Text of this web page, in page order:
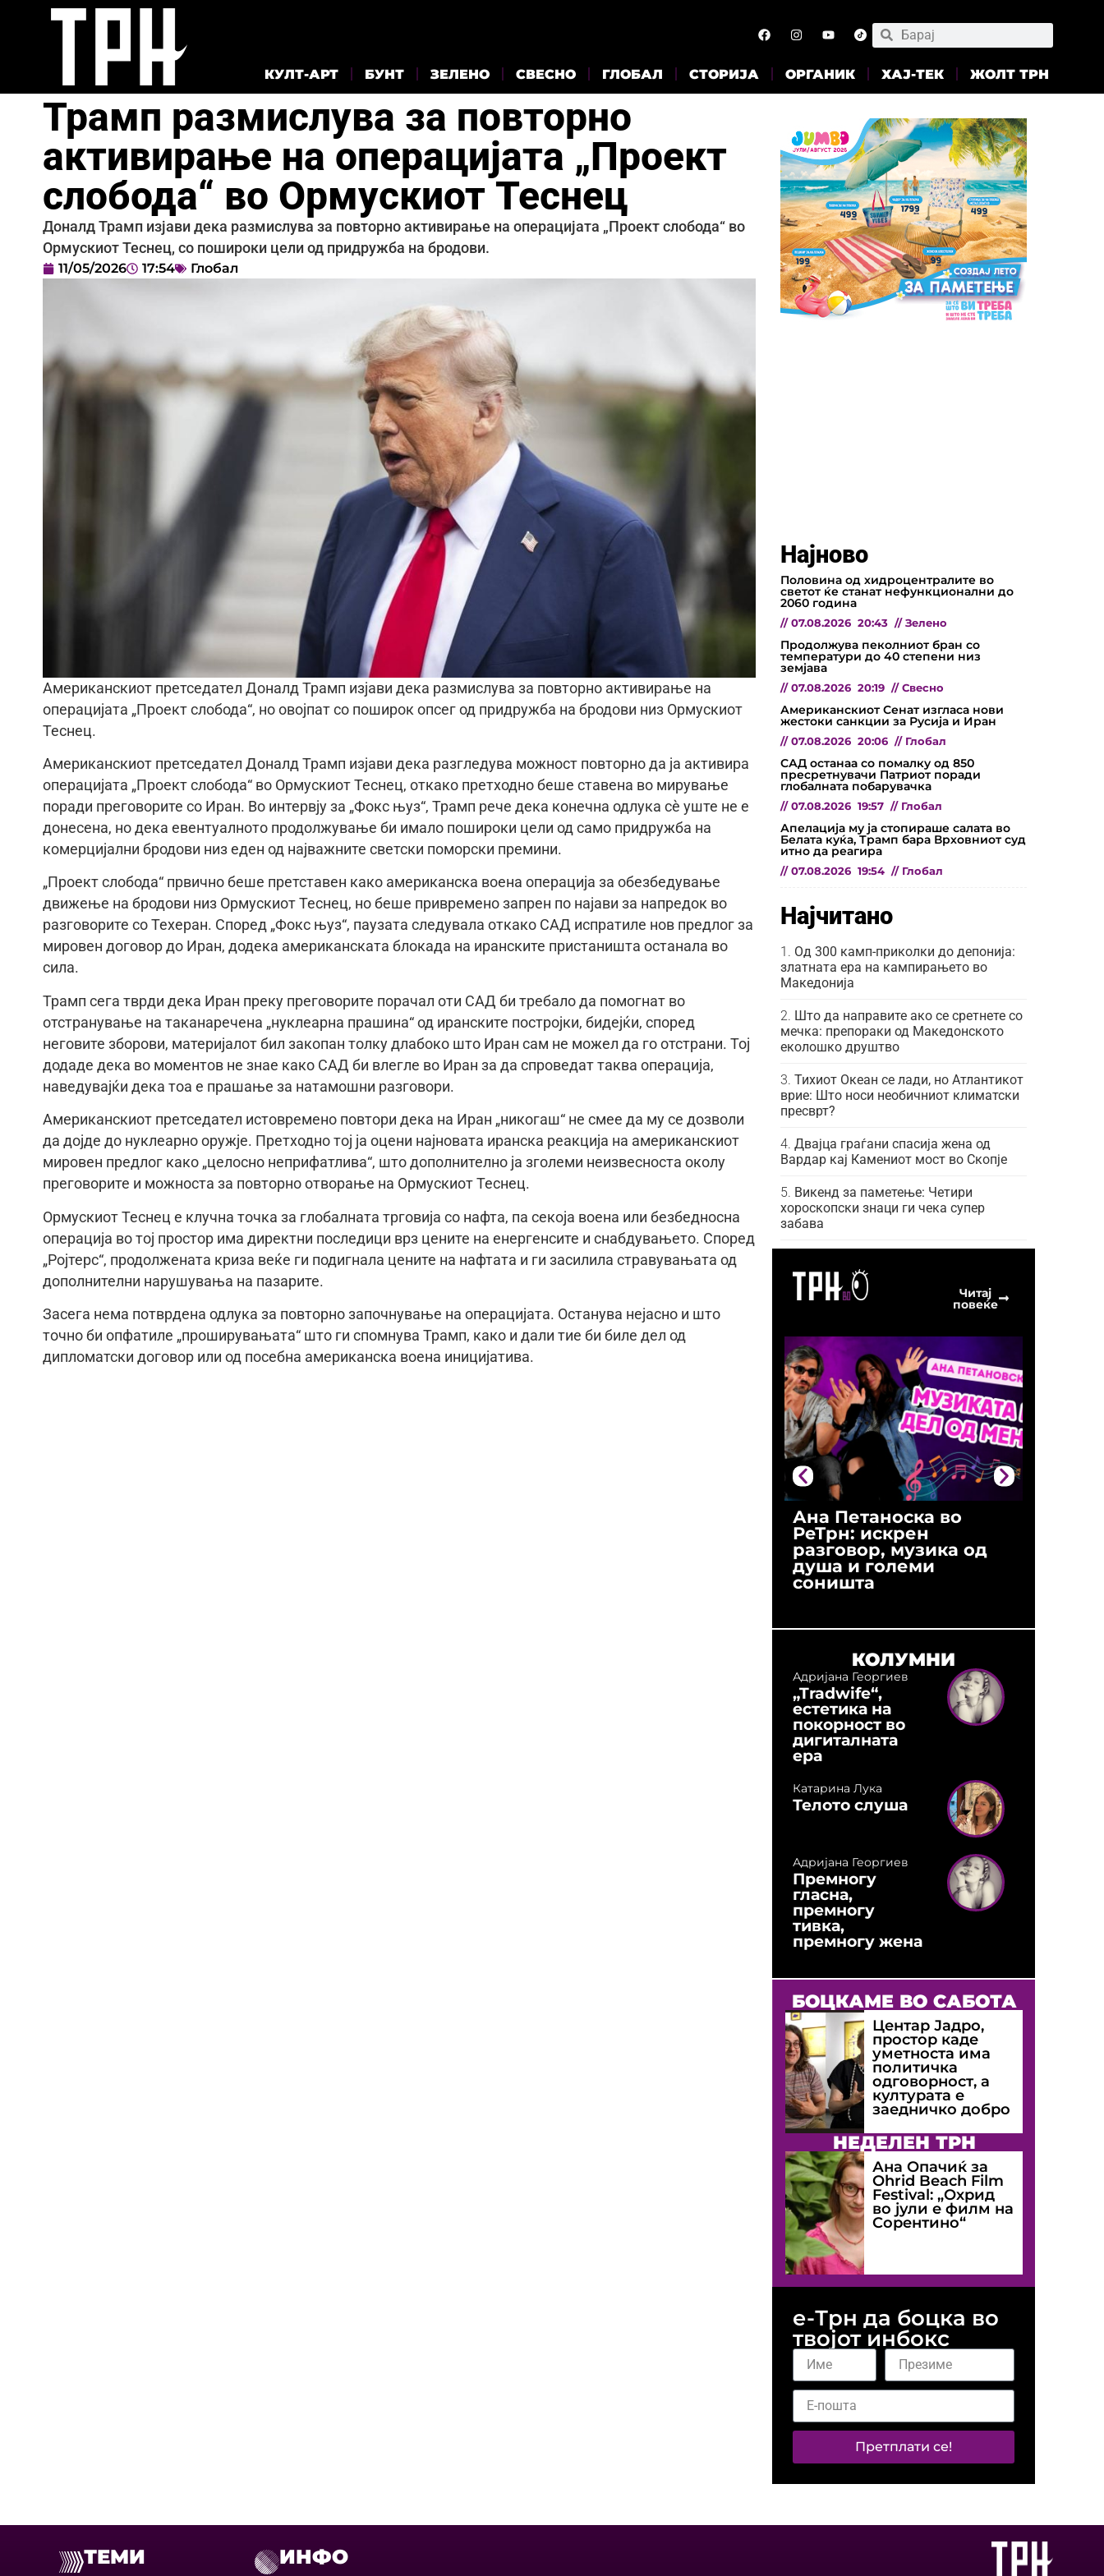
КУЛТ-АРТ БУНТ ЗЕЛЕНО СВЕСНО ГЛОБАЛ СТОРИЈА ОРГАНИК ХАЈ-ТЕК ЖОЛТ ТРН
Трамп размислува за повторно
активирање на операцијата „Проект
слобода“ во Ормускиот Теснец
Доналд Трамп изјави дека размислува за повторно активирање на операцијата „Проект слобода“ во
Ормускиот Теснец, со пошироки цели од придружба на бродови.
11/05/2026 17:54 Глобал
Американскиот претседател Доналд Трамп изјави дека размислува за повторно активирање на
операцијата „Проект слобода“, но овојпат со поширок опсег од придружба на бродови низ Ормускиот
Теснец.
Американскиот претседател Доналд Трамп изјави дека разгледува можност повторно да ја активира
операцијата „Проект слобода“ во Ормускиот Теснец, откако претходно беше ставена во мирување
поради преговорите со Иран. Во интервју за „Фокс њуз“, Трамп рече дека конечна одлука сè уште не е
донесена, но дека евентуалното продолжување би имало пошироки цели од само придружба на
комерцијални бродови низ еден од најважните светски поморски премини.
„Проект слобода“ првично беше претставен како американска воена операција за обезбедување
движење на бродови низ Ормускиот Теснец, но беше привремено запрен по најави за напредок во
разговорите со Техеран. Според „Фокс њуз“, паузата следувала откако САД испратиле нов предлог за
мировен договор до Иран, додека американската блокада на иранските пристаништа останала во
сила.
Трамп сега тврди дека Иран преку преговорите порачал оти САД би требало да помогнат во
отстранување на таканаречена „нуклеарна прашина“ од иранските постројки, бидејќи, според
неговите зборови, материјалот бил закопан толку длабоко што Иран сам не можел да го отстрани. Тој
додаде дека во моментов не знае како САД би влегле во Иран за да спроведат таква операција,
наведувајќи дека тоа е прашање за натамошни разговори.
Американскиот претседател истовремено повтори дека на Иран „никогаш“ не смее да му се дозволи
да дојде до нуклеарно оружје. Претходно тој ја оцени најновата иранска реакција на американскиот
мировен предлог како „целосно неприфатлива“, што дополнително ја зголеми неизвесноста околу
преговорите и можноста за повторно отворање на Ормускиот Теснец.
Ормускиот Теснец е клучна точка за глобалната трговија со нафта, па секоја воена или безбедносна
операција во тој простор има директни последици врз цените на енергенсите и снабдувањето. Според
„Ројтерс“, продолжената криза веќе ги подигнала цените на нафтата и ги засилила стравувањата од
дополнителни нарушувања на пазарите.
Засега нема потврдена одлука за повторно започнување на операцијата. Останува нејасно и што
точно би опфатиле „проширувањата“ што ги спомнува Трамп, како и дали тие би биле дел од
дипломатски договор или од посебна американска воена иницијатива.
Најново
Половина од хидроцентралите во
светот ќе станат нефункционални до
2060 година
// 07.08.2026 20:43 // Зелено
Продолжува пеколниот бран со
температури до 40 степени низ
земјава
// 07.08.2026 20:19 // Свесно
Американскиот Сенат изгласа нови
жестоки санкции за Русија и Иран
// 07.08.2026 20:06 // Глобал
САД останаа со помалку од 850
пресретнувачи Патриот поради
глобалната побарувачка
// 07.08.2026 19:57 // Глобал
Апелација му ја стопираше салата во
Белата куќа, Трамп бара Врховниот суд
итно да реагира
// 07.08.2026 19:54 // Глобал
Најчитано
Од 300 камп-приколки до депонија:
златната ера на кампирањето во
Македонија
Што да направите ако се сретнете со
мечка: препораки од Македонското
еколошко друштво
Тихиот Океан се лади, но Атлантикот
врие: Што носи необичниот климатски
пресврт?
Двајца граѓани спасија жена од
Вардар кај Камениот мост во Скопје
Викенд за паметење: Четири
хороскопски знаци ги чека супер
забава
Читај
повеќе
Ана Петаноска во
РеТрн: искрен
разговор, музика од
душа и големи
соништа
КОЛУМНИ
Адријана Георгиев
„Tradwife“,
естетика на
покорност во
дигиталната
ера
Катарина Лука
Телото слуша
Адријана Георгиев
Премногу
гласна,
премногу
тивка,
премногу жена
БОЦКАМЕ ВО САБОТА
Центар Јадро,
простор каде
уметноста има
политичка
одговорност, а
културата е
заедничко добро
НЕДЕЛЕН ТРН
Ана Опачиќ за
Оhrid Beach Film
Festival: „Охрид
во јули е филм на
Сорентино“
е-Трн да боцка во
твојот инбокс
Претплати се!
ТЕМИ ИНФО